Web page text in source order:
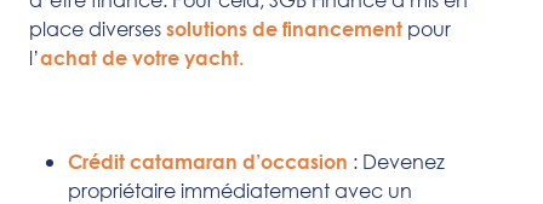
place diverses solutions de financement pour
l’achat de votre yacht.
Crédit catamaran d’occasion : Devenez
propriétaire immédiatement avec un